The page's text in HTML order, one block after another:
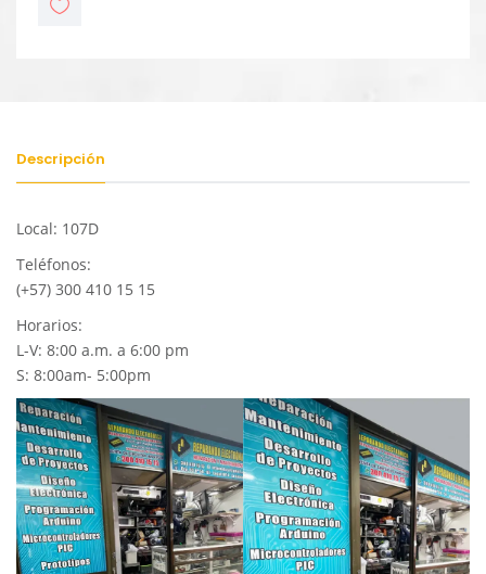
Descripción
Local: 107D
Teléfonos:
(+57) 300 410 15 15
Horarios:
L-V: 8:00 a.m. a 6:00 pm
S: 8:00am- 5:00pm